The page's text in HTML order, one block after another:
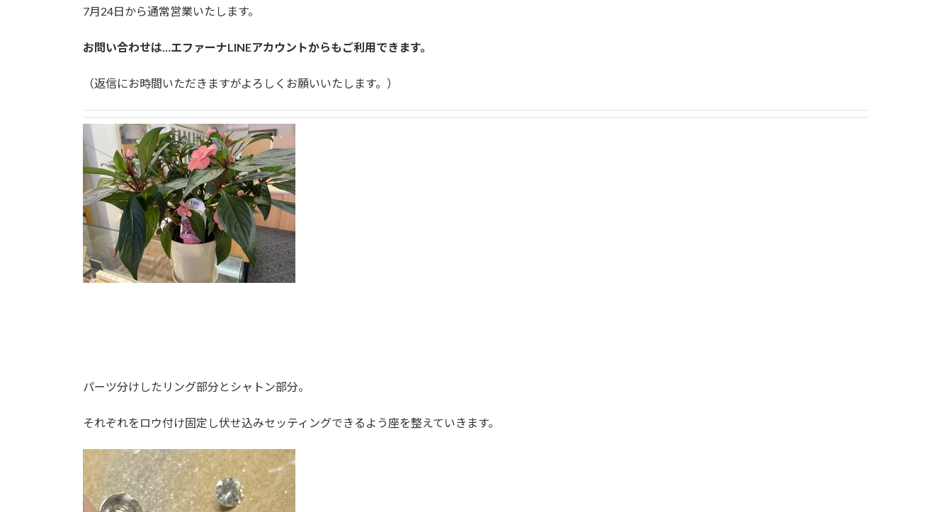
7月24日から通常営業いたします。
お問い合わせは…エファーナLINEアカウントからもご利用できます。
（返信にお時間いただきますがよろしくお願いいたします。）
パーツ分けしたリング部分とシャトン部分。
それぞれをロウ付け固定し伏せ込みセッティングできるよう座を整えていきます。